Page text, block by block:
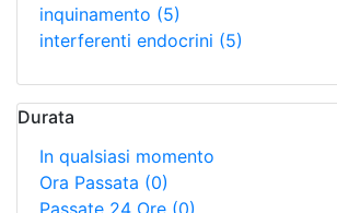
inquinamento (5)
interferenti endocrini (5)
Durata
In qualsiasi momento
Ora Passata (0)
Passate 24 Ore (0)